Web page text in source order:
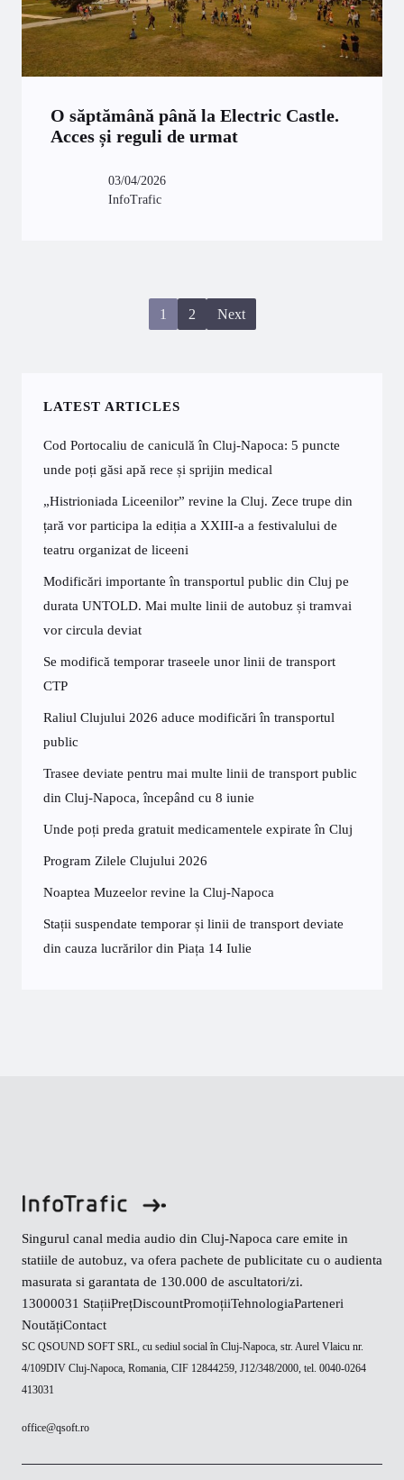
O săptămână până la Electric Castle.
Acces și reguli de urmat
03/04/2026
InfoTrafic
1 2 Next
LATEST ARTICLES
Cod Portocaliu de caniculă în Cluj-Napoca: 5 puncte
unde poți găsi apă rece și sprijin medical
„Histrioniada Liceenilor” revine la Cluj. Zece trupe din
țară vor participa la ediția a XXIII-a a festivalului de
teatru organizat de liceeni
Modificări importante în transportul public din Cluj pe
durata UNTOLD. Mai multe linii de autobuz și tramvai
vor circula deviat
Se modifică temporar traseele unor linii de transport
CTP
Raliul Clujului 2026 aduce modificări în transportul
public
Trasee deviate pentru mai multe linii de transport public
din Cluj-Napoca, începând cu 8 iunie
Unde poți preda gratuit medicamentele expirate în Cluj
Program Zilele Clujului 2026
Noaptea Muzeelor revine la Cluj-Napoca
Stații suspendate temporar și linii de transport deviate
din cauza lucrărilor din Piața 14 Iulie
Singurul canal media audio din Cluj-Napoca care emite in
statiile de autobuz, va ofera pachete de publicitate cu o audienta
masurata si garantata de 130.000 de ascultatori/zi.
13000031 StațiiPrețDiscountPromoțiiTehnologiaParteneri
NoutățiContact
SC QSOUND SOFT SRL, cu sediul social în Cluj-Napoca, str. Aurel Vlaicu nr.
4/109DIV Cluj-Napoca, Romania, CIF 12844259, J12/348/2000, tel. 0040-0264
413031
office@qsoft.ro